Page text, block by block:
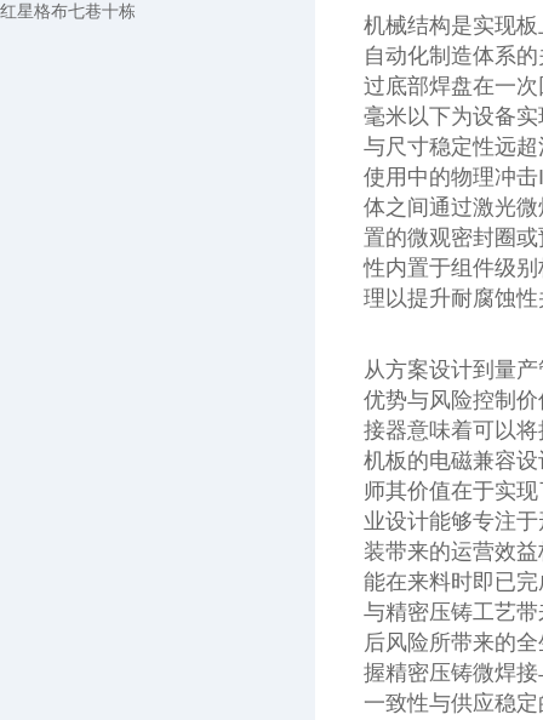
红星格布七巷十栋
机械结构是实现
自动化制造体系
过底部焊盘在一
毫米以下为设备
与尺寸稳定性远
使用中的物理冲
体之间通过激光
置的微观密封圈
性内置于组件级
理以提升耐腐蚀
从方案设计到量
优势与风险控制
接器意味着可以
机板的电磁兼容
师其价值在于实
业设计能够专注
装带来的运营效
能在来料时即已
与精密压铸工艺
后风险所带来的
握精密压铸微焊
一致性与供应稳